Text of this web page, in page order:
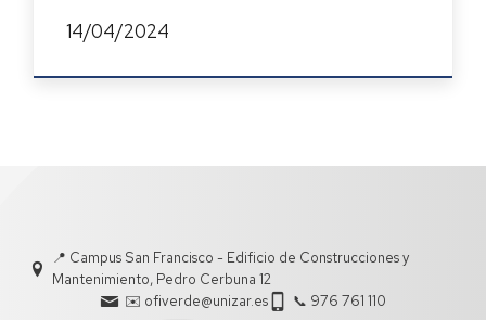
14/04/2024
📍 Campus San Francisco - Edificio de Construcciones y
Mantenimiento, Pedro Cerbuna 12
✉️ ofiverde@unizar.es
📞 976 761 110